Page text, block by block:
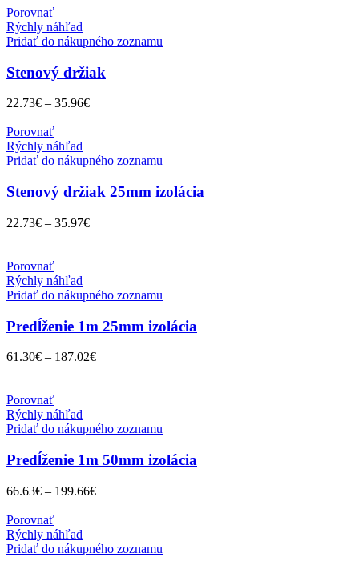
Porovnať
Rýchly náhľad
Pridať do nákupného zoznamu
Stenový držiak
22.73€ – 35.96€
Porovnať
Rýchly náhľad
Pridať do nákupného zoznamu
Stenový držiak 25mm izolácia
22.73€ – 35.97€
Porovnať
Rýchly náhľad
Pridať do nákupného zoznamu
Predĺženie 1m 25mm izolácia
61.30€ – 187.02€
Porovnať
Rýchly náhľad
Pridať do nákupného zoznamu
Predĺženie 1m 50mm izolácia
66.63€ – 199.66€
Porovnať
Rýchly náhľad
Pridať do nákupného zoznamu